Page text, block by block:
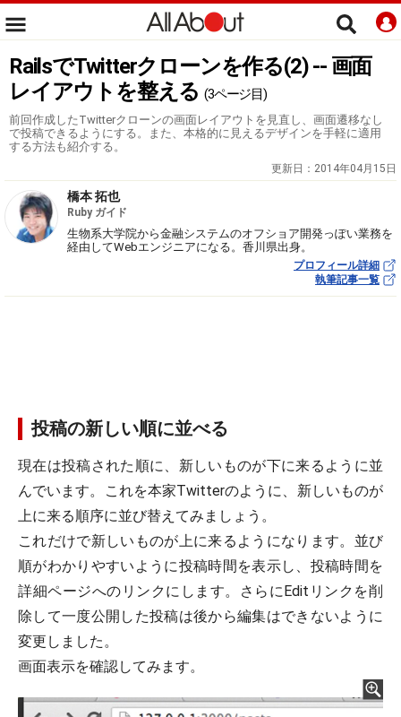
RailsでTwitterクローンを作る(2) -- 画面
レイアウトを整える (3ページ目)
前回作成したTwitterクローンの画面レイアウトを見直し、画面遷移なし
で投稿できるようにする。また、本格的に見えるデザインを手軽に適用
する方法も紹介する。
更新日： 2014年04月15日
橋本 拓也
Ruby ガイド
生物系大学院から金融システムのオフショア開発っぽい業務を
経由してWebエンジニアになる。香川県出身。
プロフィール詳細
執筆記事一覧
投稿の新しい順に並べる
現在は投稿された順に、新しいものが下に来るように並
んでいます。これを本家Twitterのように、新しいものが
上に来る順序に並び替えてみましょう。
これだけで新しいものが上に来るようになります。並び
順がわかりやすいように投稿時間を表示し、投稿時間を
詳細ページへのリンクにします。さらにEditリンクを削
除して一度公開した投稿は後から編集はできないように
変更しました。
画面表示を確認してみます。